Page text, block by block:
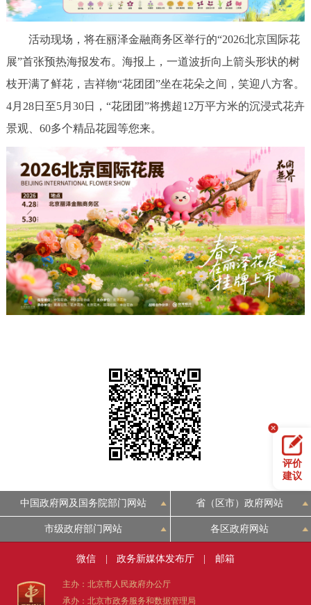
活动现场，将在丽泽金融商务区举行的“2026北京国际花
展”首张预热海报发布。海报上，一道波折向上箭头形状的树
枝开满了鲜花，吉祥物“花团团”坐在花朵之间，笑迎八方客。
4月28日至5月30日，“花团团”将携超12万平方米的沉浸式花卉
景观、60多个精品花园等您来。
评价
建议
中国政府网及国务院部门网站 省（区市）政府网站
市级政府部门网站 各区政府网站
微信 政务新媒体发布厅 邮箱
主办：北京市人民政府办公厅
承办：北京市政务服务和数据管理局